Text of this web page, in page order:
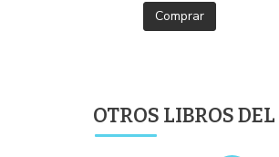
Comprar
OTROS LIBROS